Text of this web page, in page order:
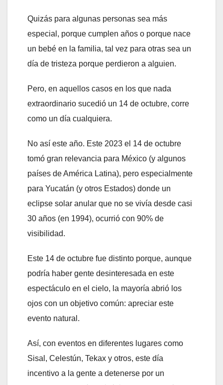
Quizás para algunas personas sea más
especial, porque cumplen años o porque nace
un bebé en la familia, tal vez para otras sea un
día de tristeza porque perdieron a alguien.
Pero, en aquellos casos en los que nada
extraordinario sucedió un 14 de octubre, corre
como un día cualquiera.
No así este año. Este 2023 el 14 de octubre
tomó gran relevancia para México (y algunos
países de América Latina), pero especialmente
para Yucatán (y otros Estados) donde un
eclipse solar anular que no se vivía desde casi
30 años (en 1994), ocurrió con 90% de
visibilidad.
Este 14 de octubre fue distinto porque, aunque
podría haber gente desinteresada en este
espectáculo en el cielo, la mayoría abrió los
ojos con un objetivo común: apreciar este
evento natural.
Así, con eventos en diferentes lugares como
Sisal, Celestún, Tekax y otros, este día
incentivo a la gente a detenerse por un